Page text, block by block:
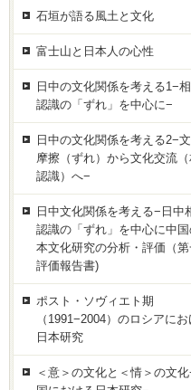
石垣が語る風土と文化
富士山と日本人の心性
日中の文化関係を考える1−
認識の「ずれ」を中心に−
日中の文化関係を考える2−
摩擦（ずれ）から文化交流（
認識）へ−
日中文化関係を考える−日中
認識の「ずれ」を中心に中国
本文化研究の分析・評価（第
評価報告書)
ポスト・ソヴィエト期
（1991−2004）のロシアにお
日本研究
＜意＞の文化と＜情＞の文